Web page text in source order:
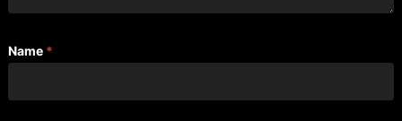
Name *